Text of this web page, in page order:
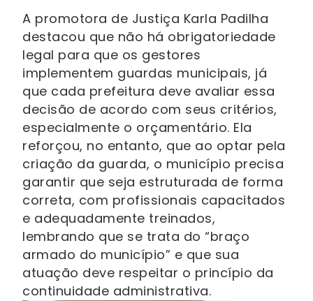
A promotora de Justiça Karla Padilha
destacou que não há obrigatoriedade
legal para que os gestores
implementem guardas municipais, já
que cada prefeitura deve avaliar essa
decisão de acordo com seus critérios,
especialmente o orçamentário. Ela
reforçou, no entanto, que ao optar pela
criação da guarda, o município precisa
garantir que seja estruturada de forma
correta, com profissionais capacitados
e adequadamente treinados,
lembrando que se trata do “braço
armado do município” e que sua
atuação deve respeitar o princípio da
continuidade administrativa.